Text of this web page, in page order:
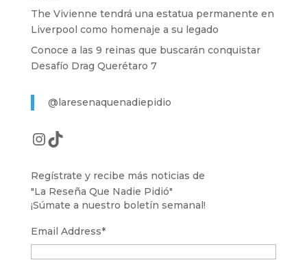
The Vivienne tendrá una estatua permanente en
Liverpool como homenaje a su legado
Conoce a las 9 reinas que buscarán conquistar
Desafío Drag Querétaro 7
@laresenaquenadiepidio
Instagram
TikTok
Regístrate y recibe más noticias de
"La Reseña Que Nadie Pidió"
¡Súmate a nuestro boletín semanal!
Email Address*